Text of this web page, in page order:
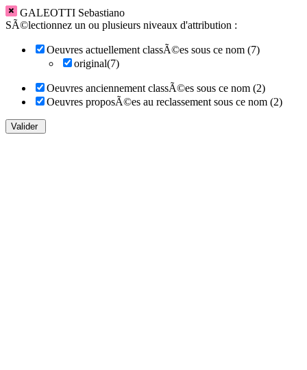
GALEOTTI Sebastiano
SÃ©lectionnez un ou plusieurs niveaux d'attribution :
Oeuvres actuellement classÃ©es sous ce nom (7)
original(7)
Oeuvres anciennement classÃ©es sous ce nom (2)
Oeuvres proposÃ©es au reclassement sous ce nom (2)
Valider